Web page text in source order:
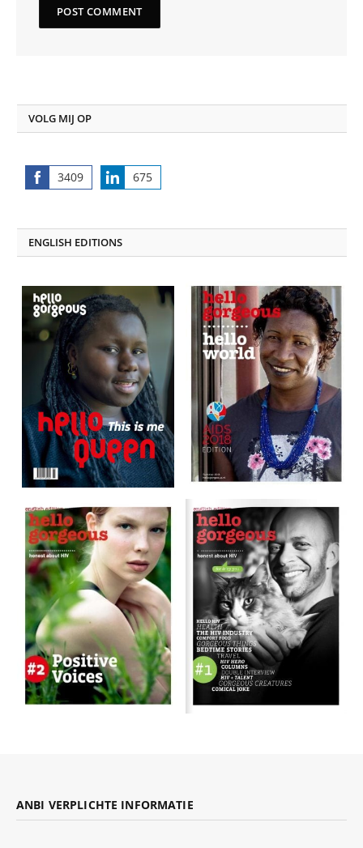
VOLG MIJ OP
3409
Share
675
Share
ENGLISH EDITIONS
ANBI VERPLICHTE INFORMATIE